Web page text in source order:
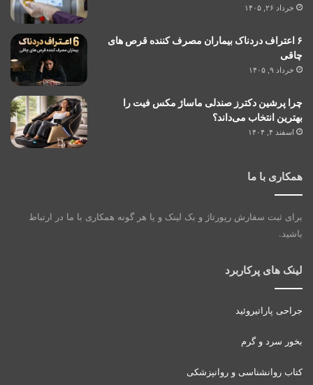
خرداد ۲۶, ۱۴۰۵
۶ اعتراف دردناک بیماران مصرف کننده قرص های
چاقی
خرداد ۹, ۱۴۰۵
چرا پرشین دکترز صندلی ماساژ مکس فیت را
بهترین انتخاب می‌داند؟
اسفند ۴, ۱۴۰۴
همکاری با ما
برای ثبت سفارش رپورتاژ و بک لینک و یا هر گونه همکاری با ما در ارتباط
باشید.
لینک های پرکاربرد
جراحی پاراتیروئید
بخور سرد و گرم
کتاب روانشناسی و روانپزشکی